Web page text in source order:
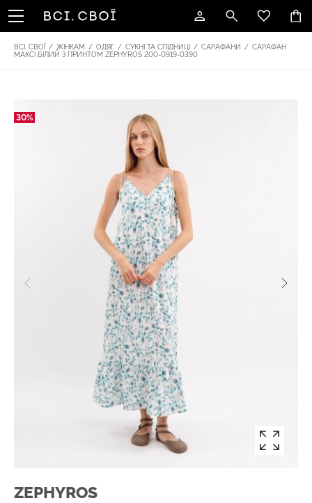
ВСІ. СВОЇ / ЖІНКАМ / ОДЯГ / СУКНІ ТА СПІДНИЦІ / САРАФАНИ / САРАФАН
МАКСІ БІЛИЙ З ПРИНТОМ ZEPHYROS 200-0919-0390
30%
ZEPHYROS